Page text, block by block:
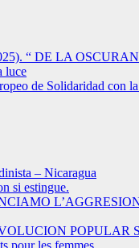
“ DE LA
luce
de Solidaridad con
– Nicaragua
si estingue.
POPULAR
pour les femmes